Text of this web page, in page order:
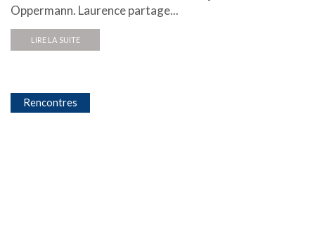
Oppermann. Laurence partage...
LIRE LA SUITE
Rencontres